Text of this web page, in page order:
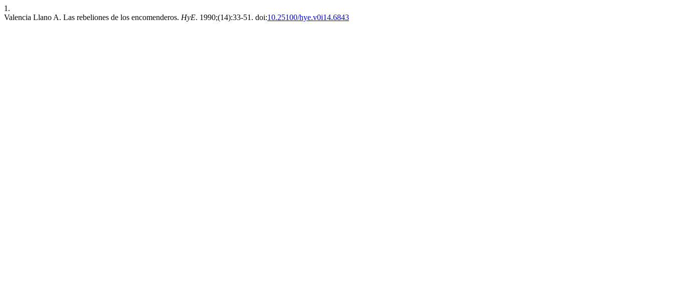
1.
Valencia Llano A. Las rebeliones de los encomenderos. HyE. 1990;(14):33-51. doi:10.25100/hye.v0i14.6843